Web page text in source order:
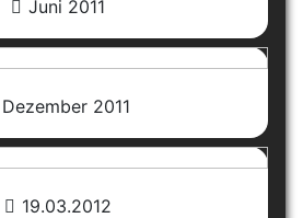
Juni 2011
Dezember 2011
19.03.2012